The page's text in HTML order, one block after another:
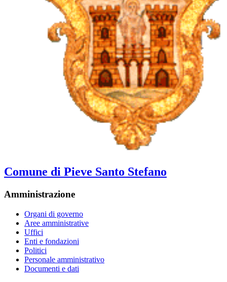
Comune di Pieve Santo Stefano
Amministrazione
Organi di governo
Aree amministrative
Uffici
Enti e fondazioni
Politici
Personale amministrativo
Documenti e dati